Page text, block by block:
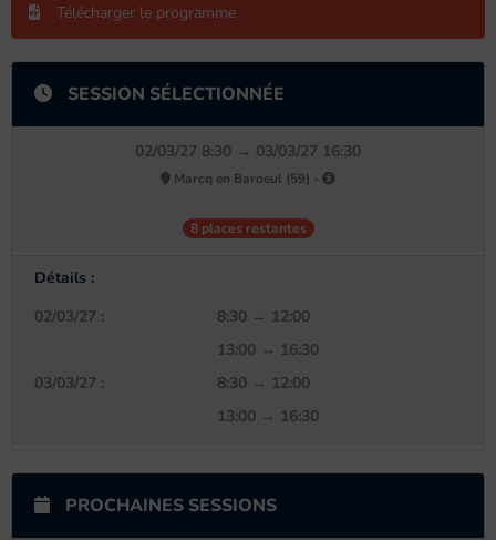
Télécharger le programme
SESSION SÉLECTIONNÉE
02/03/27 8:30 → 03/03/27 16:30
Marcq en Baroeul (59) -
8 places restantes
Détails :
02/03/27 :
8:30 → 12:00
13:00 → 16:30
03/03/27 :
8:30 → 12:00
13:00 → 16:30
PROCHAINES SESSIONS